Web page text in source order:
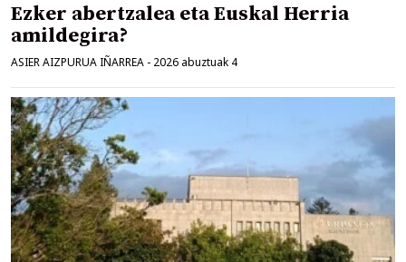
Ezker abertzalea eta Euskal Herria
amildegira?
ASIER AIZPURUA IÑARREA - 2026 abuztuak 4